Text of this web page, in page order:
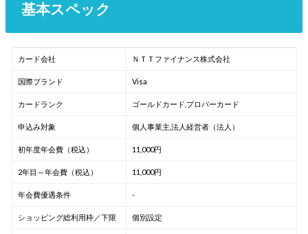
基本スペック
カード会社 ＮＴＴファイナンス株式会社
国際ブランド Visa
カードランク ゴールドカード,プロパーカード
申込み対象 個人事業主,法人経営者（法人）
初年度年会費（税込） 11,000円
2年目～年会費（税込） 11,000円
年会費優遇条件 -
ショッピング総利用枠／下限 個別設定